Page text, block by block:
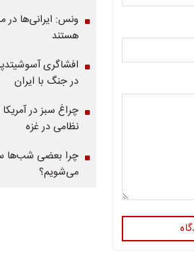
ونس: ایرانی‌ها
هستند
افشاگری
در جنگ با ایران
چراغ سبز در
نظامی در غزه
می‌شویم؟